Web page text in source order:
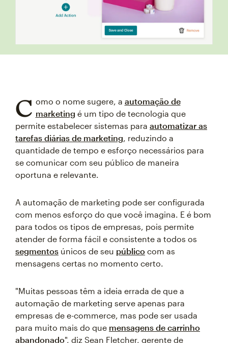
C omo o nome sugere, a automação de
marketing é um tipo de tecnologia que
permite estabelecer sistemas para automatizar as
tarefas diárias de marketing, reduzindo a
quantidade de tempo e esforço necessários para
se comunicar com seu público de maneira
oportuna e relevante.
A automação de marketing pode ser configurada
com menos esforço do que você imagina. E é bom
para todos os tipos de empresas, pois permite
atender de forma fácil e consistente a todos os
segmentos únicos de seu público com as
mensagens certas no momento certo.
"Muitas pessoas têm a ideia errada de que a
automação de marketing serve apenas para
empresas de e-commerce, mas pode ser usada
para muito mais do que mensagens de carrinho
abandonado", diz Sean Fletcher, gerente de